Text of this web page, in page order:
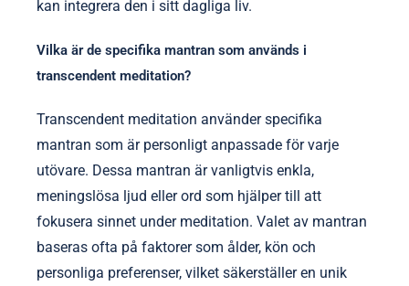
kan integrera den i sitt dagliga liv.
Vilka är de specifika mantran som används i
transcendent meditation?
Transcendent meditation använder specifika
mantran som är personligt anpassade för varje
utövare. Dessa mantran är vanligtvis enkla,
meningslösa ljud eller ord som hjälper till att
fokusera sinnet under meditation. Valet av mantran
baseras ofta på faktorer som ålder, kön och
personliga preferenser, vilket säkerställer en unik